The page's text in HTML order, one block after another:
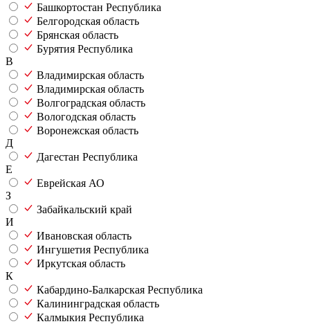
Башкортостан Республика
Белгородская область
Брянская область
Бурятия Республика
В
Владимирская область
Владимирская область
Волгоградская область
Вологодская область
Воронежская область
Д
Дагестан Республика
Е
Еврейская АО
З
Забайкальский край
И
Ивановская область
Ингушетия Республика
Иркутская область
К
Кабардино-Балкарская Республика
Калининградская область
Калмыкия Республика